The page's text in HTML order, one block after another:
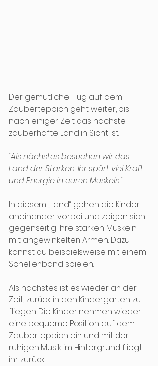
Der gemütliche Flug auf dem
Zauberteppich geht weiter, bis
nach einiger Zeit das nächste
zauberhafte Land in Sicht ist:
"Als nächstes besuchen wir das
Land der Starken. Ihr spürt viel Kraft
und Energie in euren Muskeln."
In diesem „Land“ gehen die Kinder
aneinander vorbei und zeigen sich
gegenseitig ihre starken Muskeln
mit angewinkelten Armen. Dazu
kannst du beispielsweise mit einem
Schellenband spielen.
Als nächstes ist es wieder an der
Zeit, zurück in den Kindergarten zu
fliegen. Die Kinder nehmen wieder
eine bequeme Position auf dem
Zauberteppich ein und mit der
ruhigen Musik im Hintergrund fliegt
ihr zurück: